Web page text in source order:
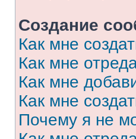
Создание
Как мне
Как мне
Как мне
Как мне
Почему я не